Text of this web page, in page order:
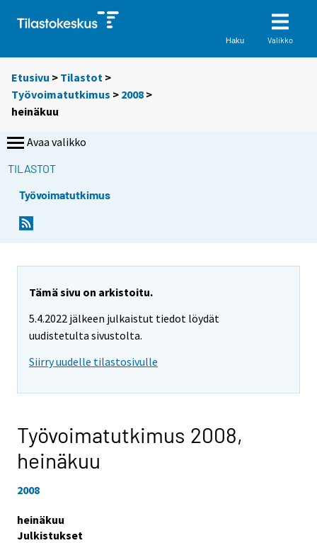
Haku Valikko
Etusivu > Tilastot >
Työvoimatutkimus > 2008 >
heinäkuu
Avaa valikko
TILASTOT
Työvoimatutkimus
Tämä sivu on arkistoitu.
5.4.2022 jälkeen julkaistut tiedot löydät
uudistetulta sivustolta.
Siirry uudelle tilastosivulle
Työvoimatutkimus 2008,
heinäkuu
2008
heinäkuu
Julkistukset